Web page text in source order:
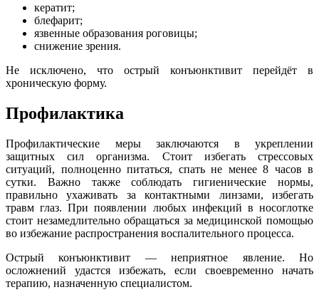
кератит;
блефарит;
язвенные образования роговицы;
снижение зрения.
Не исключено, что острый конъюнктивит перейдёт в
хроническую форму.
Профилактика
Профилактические меры заключаются в укреплении
защитных сил организма. Стоит избегать стрессовых
ситуаций, полноценно питаться, спать не менее 8 часов в
сутки. Важно также соблюдать гигиенические нормы,
правильно ухаживать за контактными линзами, избегать
травм глаз. При появлении любых инфекций в носоглотке
стоит незамедлительно обращаться за медицинской помощью
во избежание распространения воспалительного процесса.
Острый конъюнктивит — неприятное явление. Но
осложнений удастся избежать, если своевременно начать
терапию, назначенную специалистом.